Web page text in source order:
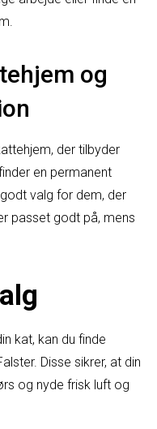
og
der tilbyder
en permanent
valg for dem, der
passet godt på, mens
kat, kan du finde
Disse sikrer, at din
og nyde frisk luft og